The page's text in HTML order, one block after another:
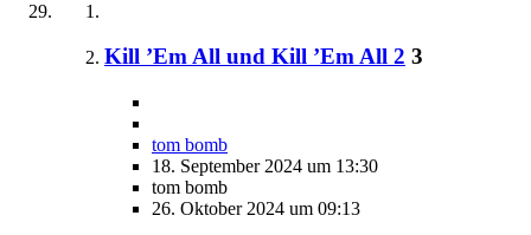
Kill ’Em All und Kill ’Em All 2 3
tom bomb
18. September 2024 um 13:30
tom bomb
26. Oktober 2024 um 09:13